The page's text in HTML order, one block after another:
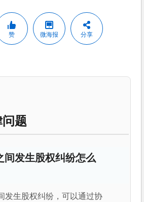
赞 微海报 分享
题
间发生股权纠纷怎么
发生股权纠纷，可以通过协